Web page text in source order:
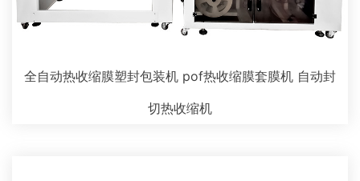
全自动热收缩膜塑封包装机 pof热收缩膜套膜机 自动封
切热收缩机